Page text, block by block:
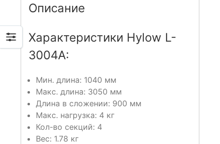
Описание
Характеристики Hylow L-
3004A:
Мин. длина: 1040 мм
Макс. длина: 3050 мм
Длина в сложении: 900 мм
Макс. нагрузка: 4 кг
Кол-во секций: 4
Вес: 1.78 кг